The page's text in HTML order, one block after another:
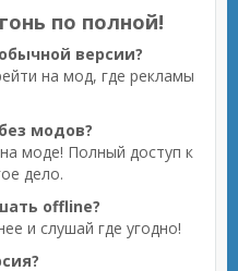
по полной!
версии?
на мод, где рекламы
модов?
моде! Полный доступ к
дело.
offline?
и слушай где угодно!